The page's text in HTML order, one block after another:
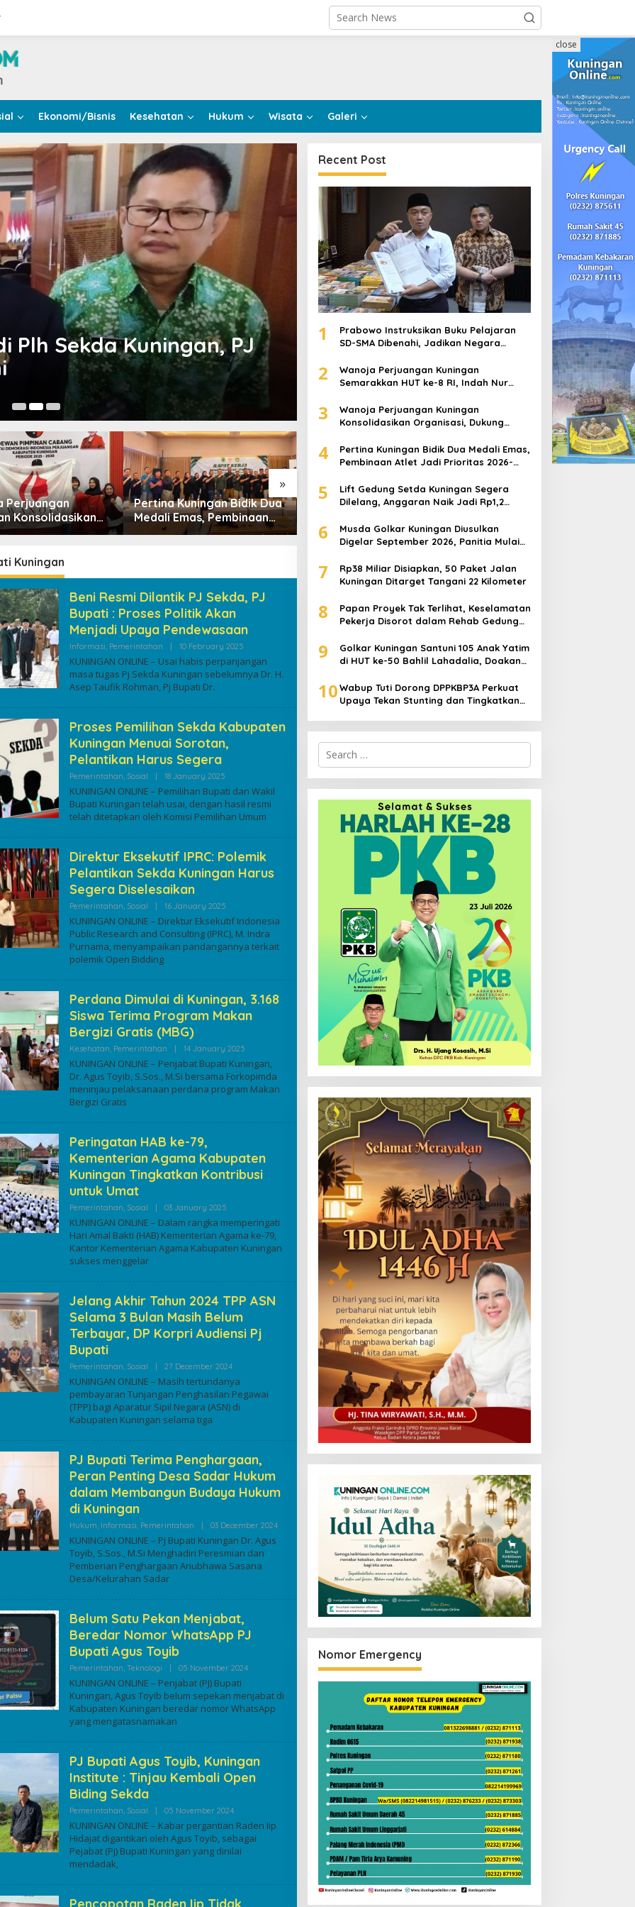
Ekonomi/Bisnis Kesehatan Hukum Wisata Galeri
close
Plh Sekda Kuningan, PJ
Pemerintahan,Sosial
Pj Bupati Lantik Pengurus
Bullying
»
Perjuangan
Konsolidasikan
Dukung
Pertina Kuningan Bidik Dua
Medali Emas, Pembinaan
Atlet Jadi Prioritas 2026-
Lift Gedung Setda
Anggaran Naik Jadi Rp1,2
Prabowo Instruksikan Buku
Dibenahi, Jadikan Negara
ASEAN sebagai Referensi
Kuningan
Beni Resmi Dilantik PJ Sekda, PJ
Bupati : Proses Politik Akan
Menjadi Upaya Pendewasaan
Informasi Pemerintahan | 10 February 2025By
KUNINGAN ONLINE – Usai habis perpanjangan
masa tugas Pj Sekda Kuningan sebelumnya Dr. H.
Asep Taufik Rohman, Pj Bupati Dr.
Proses Pemilihan Sekda Kabupaten
Kuningan Menuai Sorotan,
Pelantikan Harus Segera
Pemerintahan Sosial | 18 January 2025By
KUNINGAN ONLINE – Pemilihan Bupati dan Wakil
Bupati Kuningan telah usai, dengan hasil resmi
telah ditetapkan oleh Komisi Pemilihan Umum
Direktur Eksekutif IPRC: Polemik
Pelantikan Sekda Kuningan Harus
Segera Diselesaikan
Pemerintahan Sosial | 16 January 2025By
KUNINGAN ONLINE – Direktur Eksekutif Indonesia
Public Research and Consulting (IPRC), M. Indra
Purnama, menyampaikan pandangannya terkait
polemik Open Bidding
Perdana Dimulai di Kuningan, 3.168
Siswa Terima Program Makan
Bergizi Gratis (MBG)
Kesehatan Pemerintahan | 14 January 2025By
KUNINGAN ONLINE – Penjabat Bupati Kuningan,
Dr. Agus Toyib, S.Sos., M.Si bersama Forkopimda
meninjau pelaksanaan perdana program Makan
Bergizi Gratis
Peringatan HAB ke-79,
Kementerian Agama Kabupaten
Kuningan Tingkatkan Kontribusi
untuk Umat
Pemerintahan Sosial | 03 January 2025By
KUNINGAN ONLINE – Dalam rangka memperingati
Hari Amal Bakti (HAB) Kementerian Agama ke-79,
Kantor Kementerian Agama Kabupaten Kuningan
sukses menggelar
Jelang Akhir Tahun 2024 TPP ASN
Selama 3 Bulan Masih Belum
Terbayar, DP Korpri Audiensi Pj
Bupati
Pemerintahan Sosial | 27 December 2024By
KUNINGAN ONLINE – Masih tertundanya
pembayaran Tunjangan Penghasilan Pegawai
(TPP) bagi Aparatur Sipil Negara (ASN) di
Kabupaten Kuningan selama tiga
PJ Bupati Terima Penghargaan,
Peran Penting Desa Sadar Hukum
dalam Membangun Budaya Hukum
di Kuningan
Hukum Informasi Pemerintahan | 03 December 2024By
Kuninganonline
KUNINGAN ONLINE – Pj Bupati Kuningan Dr. Agus
Toyib, S.Sos., M.Si Menghadiri Peresmian dan
Pemberian Penghargaan Anubhawa Sasana
Desa/Kelurahan Sadar
Belum Satu Pekan Menjabat,
Beredar Nomor WhatsApp PJ
Bupati Agus Toyib
Pemerintahan Teknologi | 05 November 2024By
KUNINGAN ONLINE – Penjabat (PJ) Bupati
Kuningan, Agus Toyib belum sepekan menjabat di
Kabupaten Kuningan beredar nomor WhatsApp
yang mengatasnamakan
PJ Bupati Agus Toyib, Kuningan
Institute : Tinjau Kembali Open
Biding Sekda
Pemerintahan Sosial | 05 November 2024By
KUNINGAN ONLINE – Kabar pergantian Raden Iip
Hidajat digantikan oleh Agus Toyib, sebagai
Pejabat (Pj) Bupati Kuningan yang dinilai
mendadak,
Pencopotan Raden Iip Tidak
Recent Post
1
Prabowo Instruksikan Buku Pelajaran
SD-SMA Dibenahi, Jadikan Negara
2
Wanoja Perjuangan Kuningan
Semarakkan HUT ke-8 RI, Indah Nur
Berdaya
3
Wanoja Perjuangan Kuningan
Konsolidasikan Organisasi, Dukung
4
Pertina Kuningan Bidik Dua Medali Emas,
Pembinaan Atlet Jadi Prioritas 2026-
5
Lift Gedung Setda Kuningan Segera
Dilelang, Anggaran Naik Jadi Rp1,2
6
Musda Golkar Kuningan Diusulkan
Digelar September 2026, Panitia Mulai
7
Rp38 Miliar Disiapkan, 50 Paket Jalan
Kuningan Ditarget Tangani 22 Kilometer
8
Papan Proyek Tak Terlihat, Keselamatan
Pekerja Disorot dalam Rehab Gedung
9
Golkar Kuningan Santuni 105 Anak Yatim
di HUT ke-50 Bahlil Lahadalia, Doakan
10Wabup Tuti Dorong DPPKBP3A Perkuat
Upaya Tekan Stunting dan Tingkatkan
Search
for:
Nomor Emergency